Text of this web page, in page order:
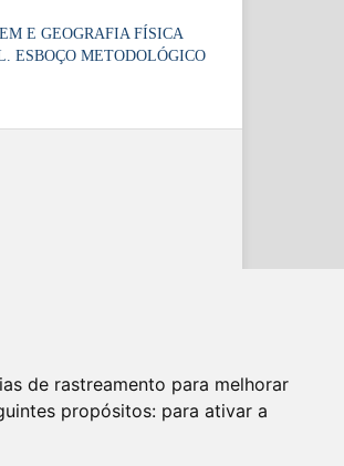
de rastreamento para melhorar
propósitos: para ativar a
E GEOGRAFIA FÍSICA
ESBOÇO METODOLÓGICO